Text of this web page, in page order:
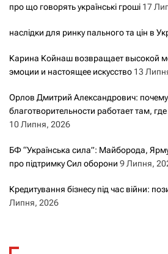
про що говорять українські гроші 17
наслідки для ринку пального та цін в
Карина Койнаш возвращает высокой
эмоции и настоящее искусство 13
Орлов Дмитрий Александрович: почему
благотворительности работает там,
10 Липня, 2026
БФ “Українська сила”: Майборода,
про підтримку Сил оборони 9 Липня,
Кредитування бізнесу під час війни:
Липня, 2026